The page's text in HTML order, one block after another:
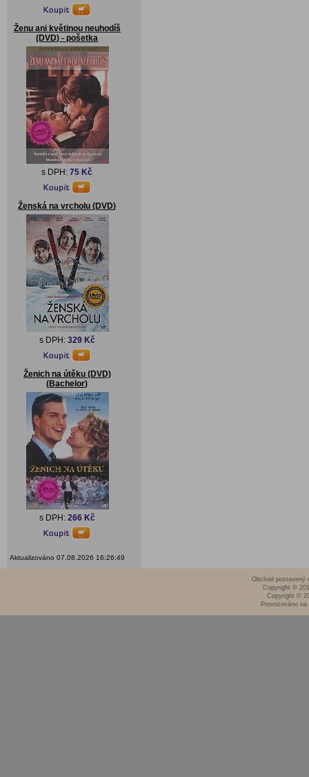
Ženu ani květinou neuhodíš
(DVD) - pošetka
s DPH:75 Kč
Ženská na vrcholu (DVD)
s DPH: 329 Kč
Ženich na útěku (DVD)
(Bachelor)
s DPH: 266 Kč
Aktualizováno 07.08.2026 16:26:49
Obchod postavený
Copyright ©
Copyright ©
Provozováno